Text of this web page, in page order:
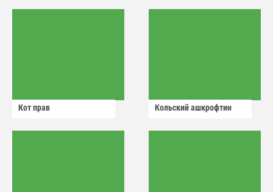
Кот прав Кольский ашкрофтин